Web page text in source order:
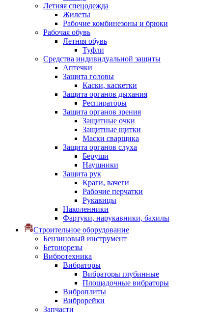
Летняя спецодежда
Жилеты
Рабочие комбинезоны и брюки
Рабочая обувь
Летняя обувь
Туфли
Средства индивидуальной защиты
Аптечки
Защита головы
Каски, каскетки
Защита органов дыхания
Респираторы
Защита органов зрения
Защитные очки
Защитные щитки
Маски сварщика
Защита органов слуха
Беруши
Наушники
Защита рук
Краги, вачеги
Рабочие перчатки
Рукавицы
Наколенники
Фартуки, нарукавники, бахилы
Строительное оборудование
Бензиновый инструмент
Бетонорезы
Вибротехника
Вибраторы
Вибраторы глубинные
Площадочные вибраторы
Виброплиты
Виброрейки
Запчасти